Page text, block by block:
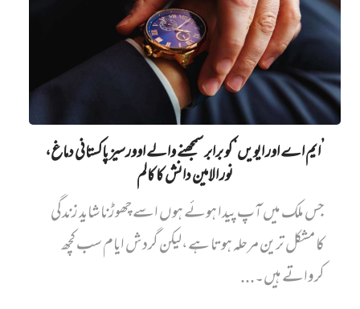
’ایم اے اور ایویں‌‘ کو برابر سمجھنے والے اوورسیز پاکستانی دماغ،
نور الامین دانش کا کالم
جس ملک میں آپ پیدا ہوئے ہوں اسے چھوڑنا شاید زندگی
کا مشکل ترین مرحلہ ہوتا ہے،لیکن گردش ایام سب کچھ
کرواتے ہیں۔...